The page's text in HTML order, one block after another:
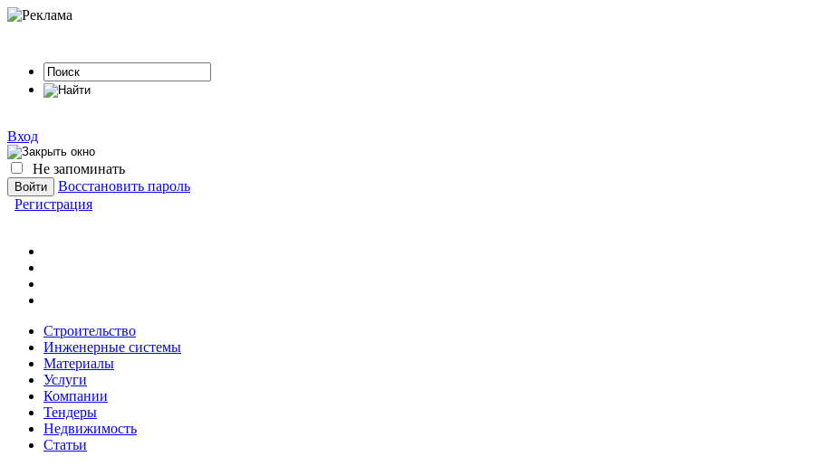
Вход
Не запоминать
Восстановить пароль
Регистрация
Строительство
Инженерные системы
Материалы
Услуги
Компании
Тендеры
Недвижимость
Статьи